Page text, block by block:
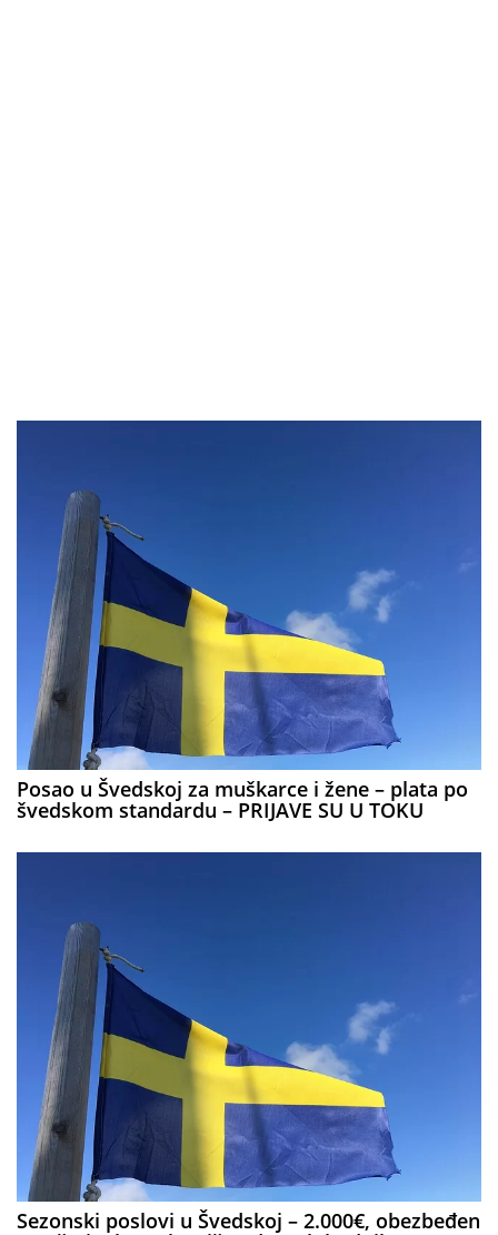
Posao u Švedskoj za muškarce i žene – plata po
švedskom standardu – PRIJAVE SU U TOKU
Sezonski poslovi u Švedskoj – 2.000€, obezbeđen